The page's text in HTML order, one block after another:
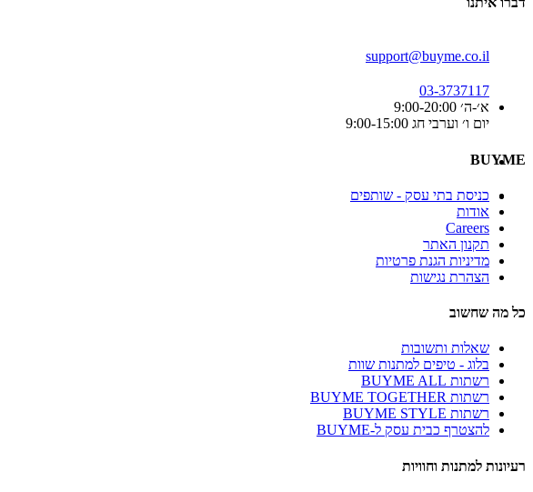
support@buyme.co.il
03-3737117
א׳-ה׳ 9:00-20:00
יום ו׳ וערבי חג 9:00-15:00
BUYME
כניסת בתי עסק - שותפים
אודות
Careers
תקנון האתר
מדיניות הגנת פרטיות
הצהרת נגישות
כל מה שחשוב
שאלות ותשובות
בלוג - טיפים למתנות שוות
רשתות BUYME ALL
רשתות BUYME TOGETHER
רשתות BUYME STYLE
להצטרף כבית עסק ל-BUYME
רעיונות למתנות וחוויות